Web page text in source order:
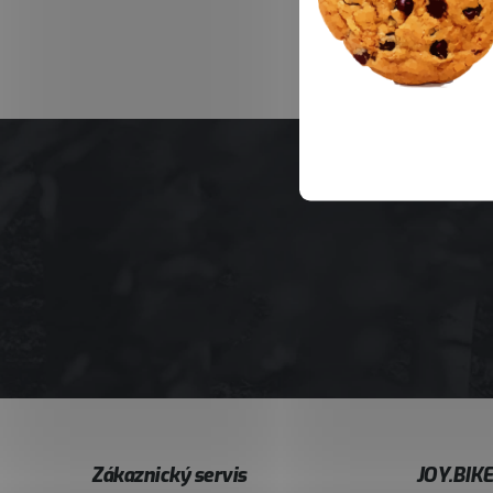
Zákaznický servis JOY.BIKE